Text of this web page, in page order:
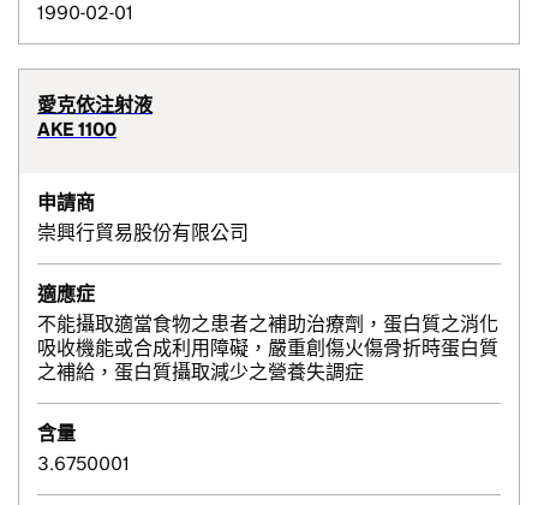
1990-02-01
愛克依注射液
AKE 1100
申請商
崇興行貿易股份有限公司
適應症
不能攝取適當食物之患者之補助治療劑，蛋白質之消化
吸收機能或合成利用障礙，嚴重創傷火傷骨折時蛋白質
之補給，蛋白質攝取減少之營養失調症
含量
3.6750001